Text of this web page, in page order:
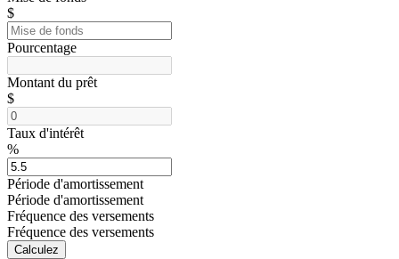
$
Pourcentage
Montant du prêt
$
Taux d'intérêt
%
Période d'amortissement
Période d'amortissement
Fréquence des versements
Fréquence des versements
Calculez